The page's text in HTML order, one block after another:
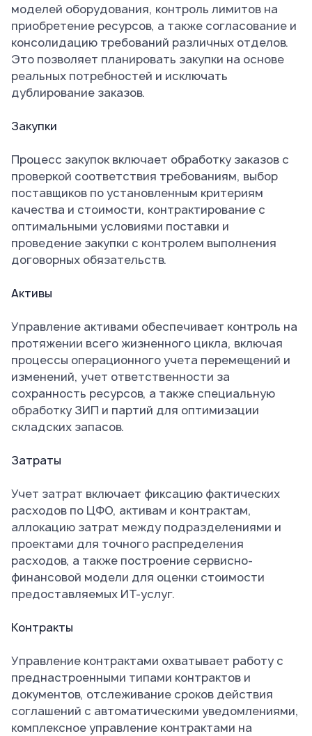
моделей оборудования, контроль лимитов на
приобретение ресурсов, а также согласование и
консолидацию требований различных отделов.
Это позволяет планировать закупки на основе
реальных потребностей и исключать
дублирование заказов.
Закупки
Процесс закупок включает обработку заказов с
проверкой соответствия требованиям, выбор
поставщиков по установленным критериям
качества и стоимости, контрактирование с
оптимальными условиями поставки и
проведение закупки с контролем выполнения
договорных обязательств.
Активы
Управление активами обеспечивает контроль на
протяжении всего жизненного цикла, включая
процессы операционного учета перемещений и
изменений, учет ответственности за
сохранность ресурсов, а также специальную
обработку ЗИП и партий для оптимизации
складских запасов.
Затраты
Учет затрат включает фиксацию фактических
расходов по ЦФО, активам и контрактам,
аллокацию затрат между подразделениями и
проектами для точного распределения
расходов, а также построение сервисно-
финансовой модели для оценки стоимости
предоставляемых ИТ-услуг.
Контракты
Управление контрактами охватывает работу с
преднастроенными типами контрактов и
документов, отслеживание сроков действия
соглашений с автоматическими уведомлениями,
комплексное управление контрактами на